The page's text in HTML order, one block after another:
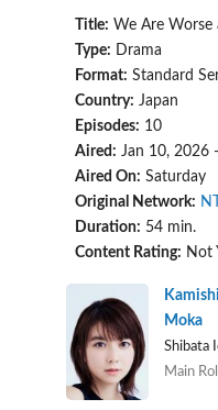
Title: We Are Worse
Type: Drama
Format: Standard
Country: Japan
Episodes: 10
Aired: Jan 10, 2026
Aired On: Saturday
Original Network:
Duration: 54 min.
Content Rating: Not
Moka
Shibata
Main